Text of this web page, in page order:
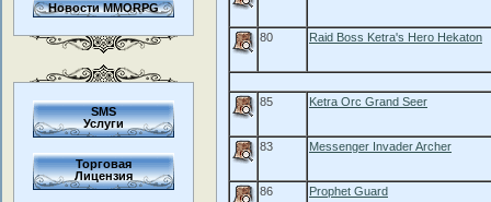
Новости MMORPG
SMS
Услуги
Торговая
Лицензия
80 Raid Boss Ketra's Hero Hekaton
85 Ketra Orc Grand Seer
83 Messenger Invader Archer
86 Prophet Guard